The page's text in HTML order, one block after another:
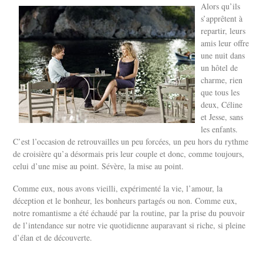
Alors qu’ils
s’apprêtent à
repartir, leurs
amis leur offre
une nuit dans
un hôtel de
charme, rien
que tous les
deux, Céline
et Jesse, sans
les enfants.
C’est l’occasion de retrouvailles un peu forcées, un peu hors du rythme
de croisière qu’a désormais pris leur couple et donc, comme toujours,
celui d’une mise au point. Sévère, la mise au point.
Comme eux, nous avons vieilli, expérimenté la vie, l’amour, la
déception et le bonheur, les bonheurs partagés ou non. Comme eux,
notre romantisme a été échaudé par la routine, par la prise du pouvoir
de l’intendance sur notre vie quotidienne auparavant si riche, si pleine
d’élan et de découverte.